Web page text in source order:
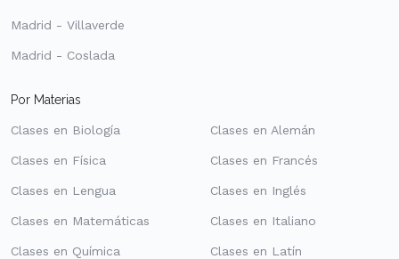
Madrid - Villaverde
Madrid - Coslada
Por Materias
Clases en Biología
Clases en Física
Clases en Lengua
Clases en Matemáticas
Clases en Química
Clases en Alemán
Clases en Francés
Clases en Inglés
Clases en Italiano
Clases en Latín